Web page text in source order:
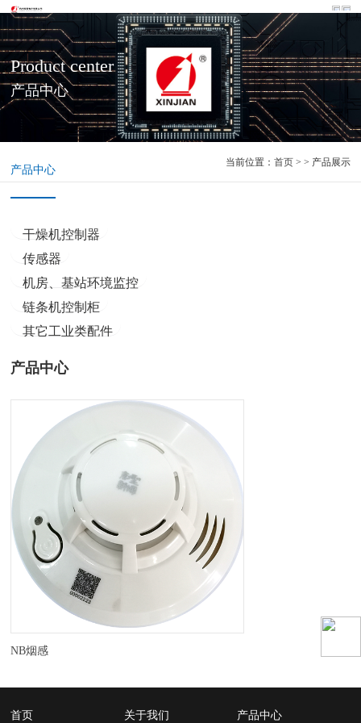
Product center
产品中心
产品中心
当前位置： 首页> > 产品展示
干燥机控制器
传感器
机房、基站环境监控
链条机控制柜
其它工业类配件
产品中心
NB烟感
首页 关于我们 产品中心